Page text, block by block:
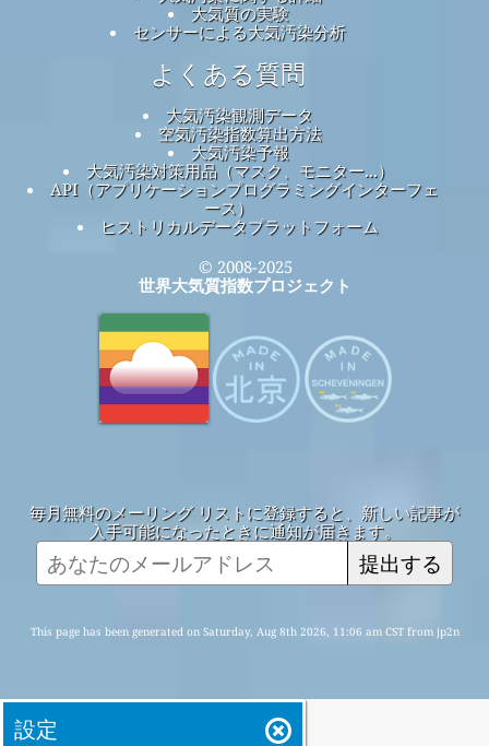
大気質の実験
センサーによる大気汚染分析
よくある質問
大気汚染観測データ
空気汚染指数算出方法
大気汚染予報
大気汚染対策用品（マスク、モニター...）
API（アプリケーションプログラミングインターフェ
ース）
ヒストリカルデータプラットフォーム
© 2008-2025
世界大気質指数プロジェクト
毎月無料のメーリング リストに登録すると、新しい記事が
入手可能になったときに通知が届きます。
提出する
This page has been generated on Saturday, Aug 8th 2026, 11:06 am CST from jp2n
設定